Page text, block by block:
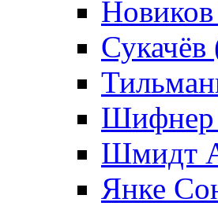
Шифнер
Шмидт
Янке